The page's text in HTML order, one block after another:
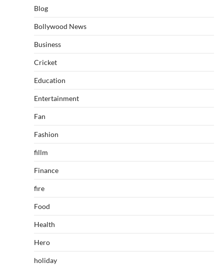
Blog
Bollywood News
Business
Cricket
Education
Entertainment
Fan
Fashion
fillm
Finance
fire
Food
Health
Hero
holiday